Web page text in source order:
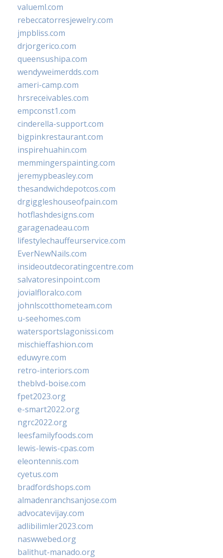
valueml.com
rebeccatorresjewelry.com
jmpbliss.com
drjorgerico.com
queensushipa.com
wendyweimerdds.com
ameri-camp.com
hrsreceivables.com
empconst1.com
cinderella-support.com
bigpinkrestaurant.com
inspirehuahin.com
memmingerspainting.com
jeremypbeasley.com
thesandwichdepotcos.com
drgiggleshouseofpain.com
hotflashdesigns.com
garagenadeau.com
lifestylechauffeurservice.com
EverNewNails.com
insideoutdecoratingcentre.com
salvatoresinpoint.com
jovialfloralco.com
johnlscotthometeam.com
u-seehomes.com
watersportslagonissi.com
mischieffashion.com
eduwyre.com
retro-interiors.com
theblvd-boise.com
fpet2023.org
e-smart2022.org
ngrc2022.org
leesfamilyfoods.com
lewis-lewis-cpas.com
eleontennis.com
cyetus.com
bradfordshops.com
almadenranchsanjose.com
advocatevijay.com
adlibilimler2023.com
naswwebed.org
balithut-manado.org